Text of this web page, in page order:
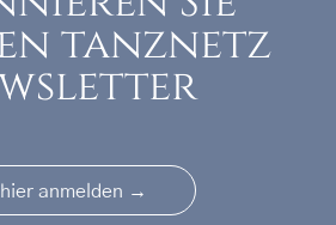
tanznetz
hier anmelden →